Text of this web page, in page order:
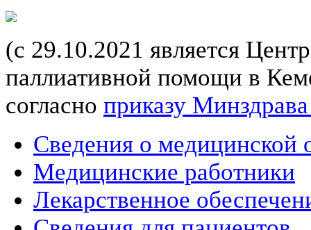
(с 29.10.2021 является
паллиативной помощи в
согласно приказу
Сведения о медицинской
Медицинские работники
Лекарственное